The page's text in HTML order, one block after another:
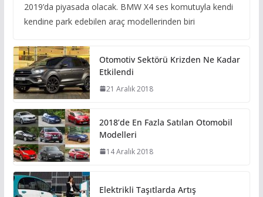
2019’da piyasada olacak. BMW X4 ses komutuyla kendi
kendine park edebilen araç modellerinden biri
Otomotiv Sektörü Krizden Ne Kadar
Etkilendi
21 Aralık 2018
2018’de En Fazla Satılan Otomobil
Modelleri
14 Aralık 2018
Elektrikli Taşıtlarda Artış